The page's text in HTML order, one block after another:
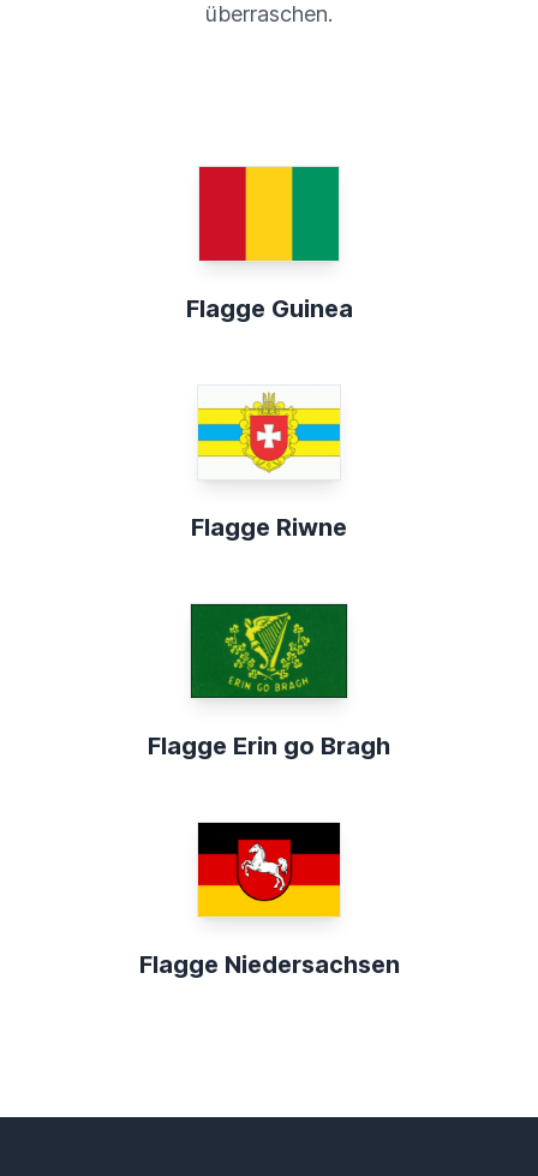
überraschen.
Flagge Guinea
Flagge Riwne
Flagge Erin go Bragh
Flagge Niedersachsen